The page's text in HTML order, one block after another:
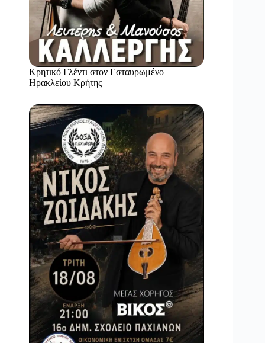
Κρητικό Γλέντι στον Εσταυρωμένο
Ηρακλείου Κρήτης